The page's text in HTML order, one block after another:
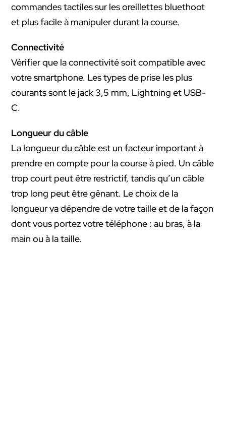
commandes tactiles sur les oreillettes bluethoot
et plus facile à manipuler durant la course.
Connectivité
Vérifier que la connectivité soit compatible avec
votre smartphone. Les types de prise les plus
courants sont le jack 3,5 mm, Lightning et USB-
C.
Longueur du câble
La longueur du câble est un facteur important à
prendre en compte pour la course à pied. Un câble
trop court peut être restrictif, tandis qu’un câble
trop long peut être gênant. Le choix de la
longueur va dépendre de votre taille et de la façon
dont vous portez votre téléphone : au bras, à la
main ou à la taille.